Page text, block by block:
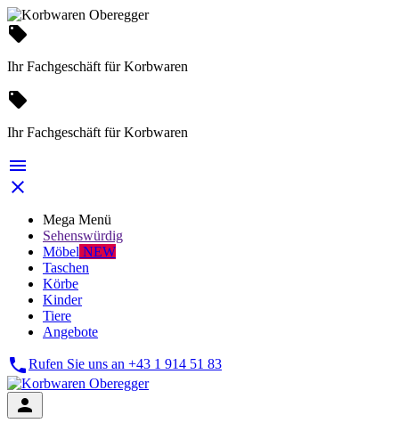
local_offer
Ihr Fachgeschäft für Korbwaren
local_offer
Ihr Fachgeschäft für Korbwaren


Mega Menü
Sehenswürdig
Möbel NEW
Taschen
Körbe
Kinder
Tiere
Angebote
Rufen Sie uns an +43 1 914 51 83
